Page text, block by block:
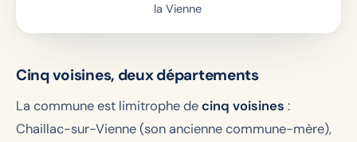
la Vienne
Cinq voisines, deux départements
La commune est limitrophe decinq voisines :
Chaillac-sur-Vienne (son ancienne commune-mère),